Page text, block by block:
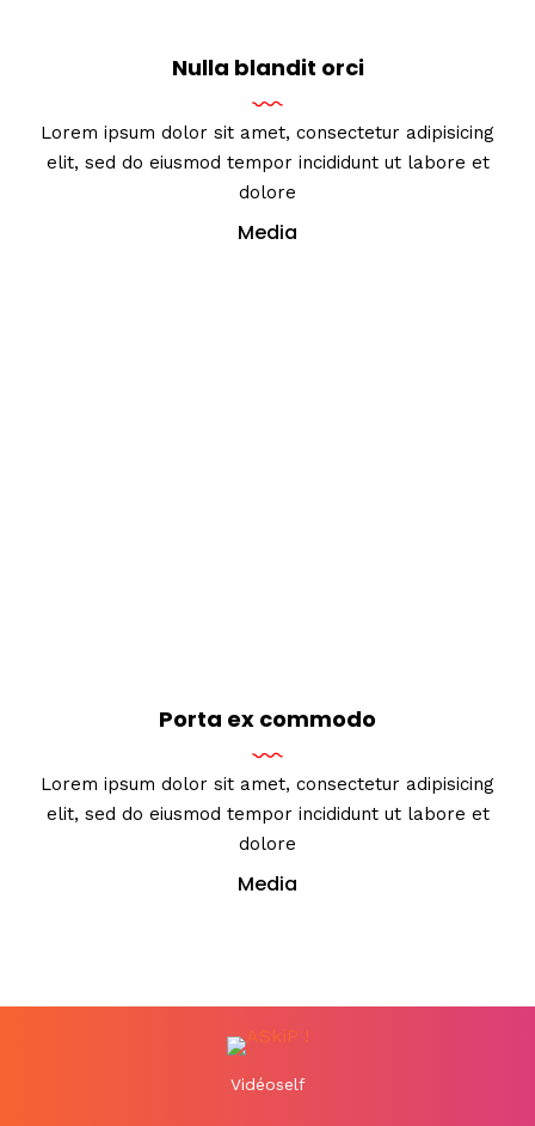
Nulla blandit orci
Lorem ipsum dolor sit amet, consectetur adipisicing
elit, sed do eiusmod tempor incididunt ut labore et
dolore
Media
Porta ex commodo
Lorem ipsum dolor sit amet, consectetur adipisicing
elit, sed do eiusmod tempor incididunt ut labore et
dolore
Media
Vidéoself